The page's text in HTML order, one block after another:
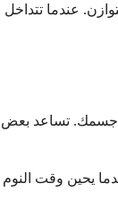
عندما تتداخل
تساعد بعض
يحين وقت